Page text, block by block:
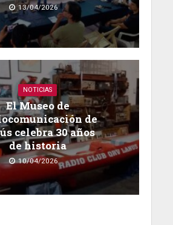
13/04/2026
NOTICIAS
El Museo de
de
celebra 30 años
de historia
10/04/2026